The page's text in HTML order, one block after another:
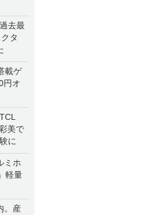
去最
タ
載ゲ
円オ
美で
に
ミホ
軽量
。産